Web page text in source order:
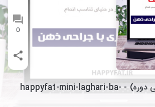
0
لاغری با ذهن (مینی دوره) - happyfat-mini-laghari-ba-